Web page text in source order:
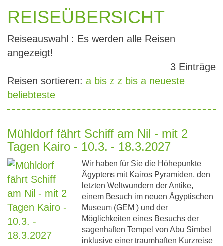
REISEÜBERSICHT
Reiseauswahl : Es werden alle Reisen
angezeigt!
3 Einträge
Reisen sortieren: a bis z z bis a neueste
beliebteste
Mühldorf fährt Schiff am Nil - mit 2
Tagen Kairo - 10.3. - 18.3.2027
Wir haben für Sie die Höhepunkte
Ägyptens mit Kairos Pyramiden, den
letzten Weltwundern der Antike,
einem Besuch im neuen Ägyptischen
Museum (GEM ) und der
Möglichkeiten eines Besuchs der
sagenhaften Tempel von Abu Simbel
inklusive einer traumhaften Kurzreise